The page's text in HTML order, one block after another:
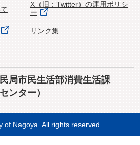
X（旧：Twitter）の運用ポリシ
ー
リンク集
局市民生活部消費生活課
ンター）
of Nagoya. All rights reserved.